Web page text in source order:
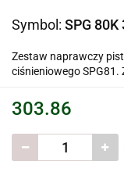
Symbol: SPG 80K
Zestaw naprawczy
ciśnieniowego SPG81.
303.86